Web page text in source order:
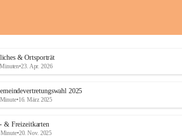
& Ortsporträt
•23. Apr. 2026
2025
•16. März 2025
& Freizeitkarten
•20. Nov. 2025